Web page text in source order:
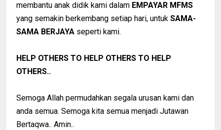
membantu anak didik kami dalam EMPAYAR MFMS
yang semakin berkembang setiap hari, untukSAMA-
SAMA BERJAYA seperti kami.
HELP OTHERS TO HELP OTHERS TO HELP
OTHERS..
Semoga Allah permudahkan segala urusan kami dan
anda semua. Semoga kita semua menjadi Jutawan
Bertaqwa.. Amin..